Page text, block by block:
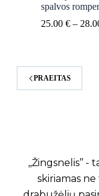
spalvos
25.00 € –
PRAEITAS
,,Žingsnelis’’
skiriamas